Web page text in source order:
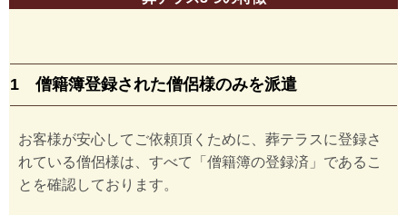
1 僧籍簿登録された僧侶様のみを派遣
お客様が安心してご依頼頂くために、葬テラスに登録さ
れている僧侶様は、すべて「僧籍簿の登録済」であるこ
とを確認しております。